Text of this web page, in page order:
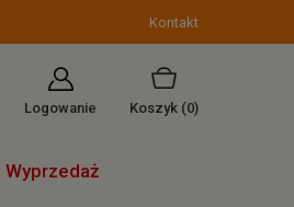
Kontakt
Logowanie Koszyk (0)
Wyprzedaż